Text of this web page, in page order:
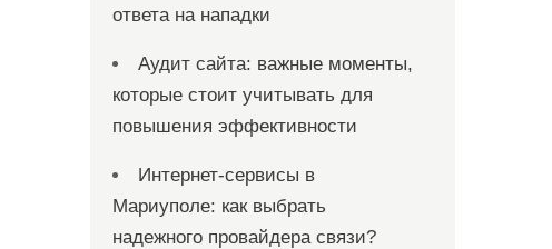
ответа на нападки
Аудит сайта: важные моменты,
которые стоит учитывать для
повышения эффективности
Интернет-сервисы в
Мариуполе: как выбрать
надежного провайдера связи?